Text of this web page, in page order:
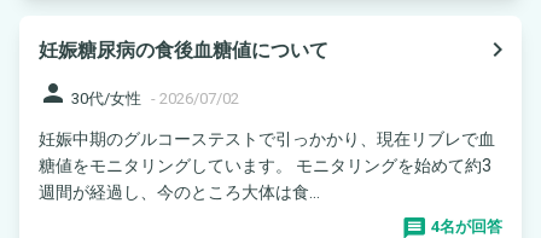
妊娠糖尿病の食後血糖値について
navigate_next
person 30代/女性 - 2026/07/02
妊娠中期のグルコーステストで引っかかり、現在リブレで血
糖値をモニタリングしています。 モニタリングを始めて約3
週間が経過し、今のところ大体は食...
4名が回答